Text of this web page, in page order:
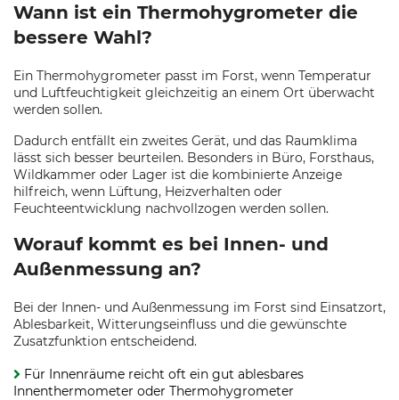
Wann ist ein Thermohygrometer die
bessere Wahl?
Ein Thermohygrometer passt im Forst, wenn Temperatur
und Luftfeuchtigkeit gleichzeitig an einem Ort überwacht
werden sollen.
Dadurch entfällt ein zweites Gerät, und das Raumklima
lässt sich besser beurteilen. Besonders in Büro, Forsthaus,
Wildkammer oder Lager ist die kombinierte Anzeige
hilfreich, wenn Lüftung, Heizverhalten oder
Feuchteentwicklung nachvollzogen werden sollen.
Worauf kommt es bei Innen- und
Außenmessung an?
Bei der Innen- und Außenmessung im Forst sind Einsatzort,
Ablesbarkeit, Witterungseinfluss und die gewünschte
Zusatzfunktion entscheidend.
Für Innenräume reicht oft ein gut ablesbares
Innenthermometer oder Thermohygrometer